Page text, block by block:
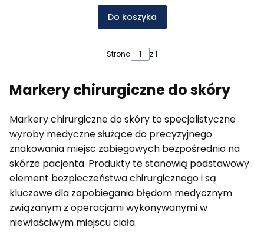
Do koszyka
Strona z 1
Markery chirurgiczne do skóry
Markery chirurgiczne do skóry to specjalistyczne
wyroby medyczne służące do precyzyjnego
znakowania miejsc zabiegowych bezpośrednio na
skórze pacjenta. Produkty te stanowią podstawowy
element bezpieczeństwa chirurgicznego i są
kluczowe dla zapobiegania błędom medycznym
związanym z operacjami wykonywanymi w
niewłaściwym miejscu ciała.